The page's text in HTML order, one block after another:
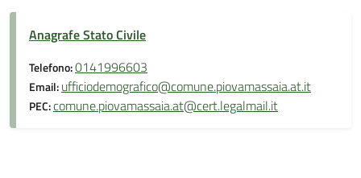
Anagrafe Stato Civile
Telefono:0141996603
Email:ufficiodemografico@comune.piovamassaia.at.it
PEC:comune.piovamassaia.at@cert.legalmail.it